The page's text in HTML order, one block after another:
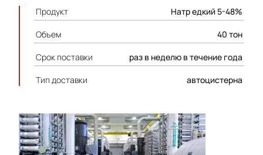
Продукт Натр едкий 5-48%
Объем 40 тон
Срок поставки раз в неделю в течение года
Тип доставки автоцистерна